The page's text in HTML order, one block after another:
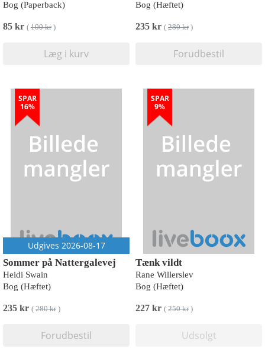
Bog (Paperback)
85 kr ( 100 kr)
Læg i kurv
Bog (Hæftet)
235 kr ( 280 kr)
Forudbestil
SPAR
16%
Udgives 2026-08-17
Sommer på Nattergalevej
Heidi Swain
Bog (Hæftet)
235 kr ( 280 kr)
Forudbestil
SPAR
9%
Tænk vildt
Rane Willerslev
Bog (Hæftet)
227 kr ( 250 kr)
Udsolgt